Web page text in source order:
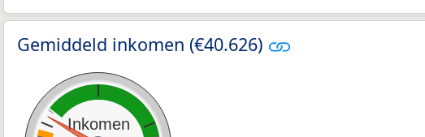
Gemiddeld inkomen (€40.626)
Inkomen